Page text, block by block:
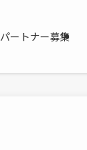
パートナー募集